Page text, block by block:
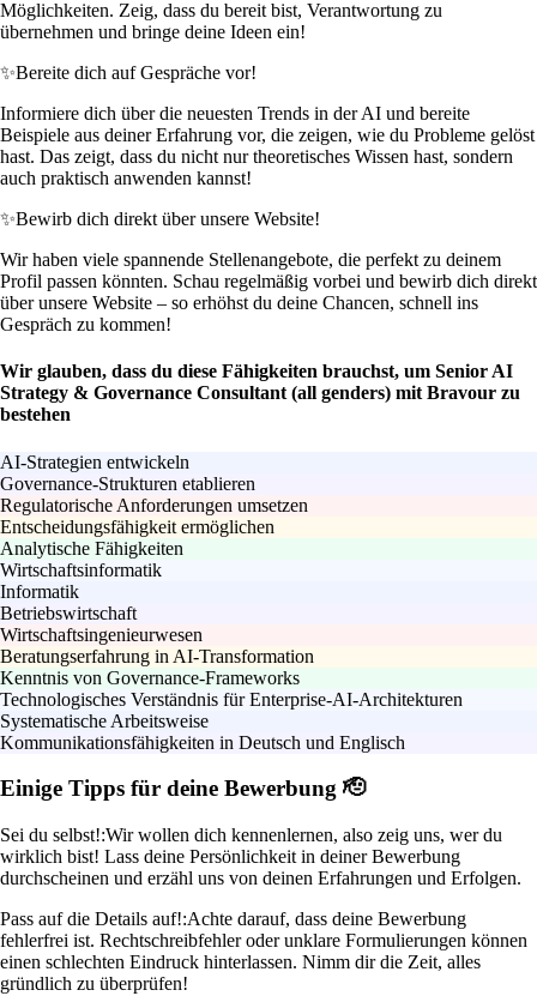
Möglichkeiten. Zeig, dass du bereit bist, Verantwortung zu
übernehmen und bringe deine Ideen ein!
✨Bereite dich auf Gespräche vor!
Informiere dich über die neuesten Trends in der AI und bereite
Beispiele aus deiner Erfahrung vor, die zeigen, wie du Probleme gelöst
hast. Das zeigt, dass du nicht nur theoretisches Wissen hast, sondern
auch praktisch anwenden kannst!
✨Bewirb dich direkt über unsere Website!
Wir haben viele spannende Stellenangebote, die perfekt zu deinem
Profil passen könnten. Schau regelmäßig vorbei und bewirb dich direkt
über unsere Website – so erhöhst du deine Chancen, schnell ins
Gespräch zu kommen!
Wir glauben, dass du diese Fähigkeiten brauchst, um Senior AI
Strategy & Governance Consultant (all genders) mit Bravour zu
bestehen
AI-Strategien entwickeln
Governance-Strukturen etablieren
Regulatorische Anforderungen umsetzen
Entscheidungsfähigkeit ermöglichen
Analytische Fähigkeiten
Wirtschaftsinformatik
Informatik
Betriebswirtschaft
Wirtschaftsingenieurwesen
Beratungserfahrung in AI-Transformation
Kenntnis von Governance-Frameworks
Technologisches Verständnis für Enterprise-AI-Architekturen
Systematische Arbeitsweise
Kommunikationsfähigkeiten in Deutsch und Englisch
Einige Tipps für deine Bewerbung 🫡
Sei du selbst!:Wir wollen dich kennenlernen, also zeig uns, wer du
wirklich bist! Lass deine Persönlichkeit in deiner Bewerbung
durchscheinen und erzähl uns von deinen Erfahrungen und Erfolgen.
Pass auf die Details auf!:Achte darauf, dass deine Bewerbung
fehlerfrei ist. Rechtschreibfehler oder unklare Formulierungen können
einen schlechten Eindruck hinterlassen. Nimm dir die Zeit, alles
gründlich zu überprüfen!